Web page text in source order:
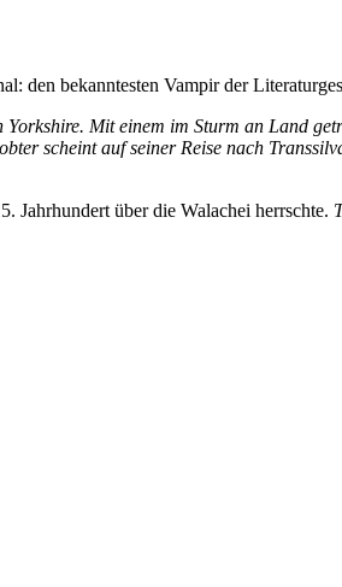
den bekanntesten Vampir der
Mit einem im Sturm an Land
scheint auf seiner Reise nach
Jahrhundert über die Walachei herrschte.